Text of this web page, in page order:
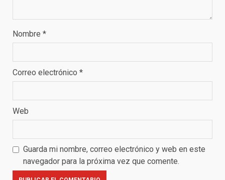
Nombre *
Correo electrónico *
Web
Guarda mi nombre, correo electrónico y web en este
navegador para la próxima vez que comente.